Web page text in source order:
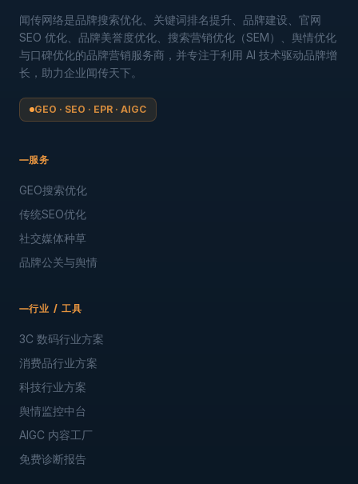
闻传网络是品牌搜索优化、关键词排名提升、品牌建设、官网
SEO 优化、品牌美誉度优化、搜索营销优化（SEM）、舆情优化
与口碑优化的品牌营销服务商，并专注于利用 AI 技术驱动品牌增
长，助力企业闻传天下。
GEO · SEO · EPR · AIGC
服务
GEO搜索优化
传统SEO优化
社交媒体种草
品牌公关与舆情
行业 / 工具
3C 数码行业方案
消费品行业方案
科技行业方案
舆情监控中台
AIGC 内容工厂
免费诊断报告